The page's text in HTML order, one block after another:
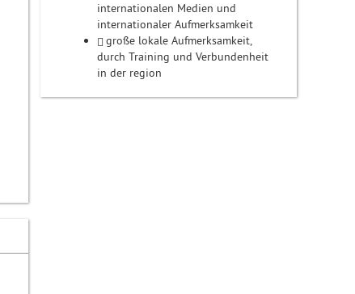
internationalen Medien und
internationaler Aufmerksamkeit
große lokale Aufmerksamkeit,
durch Training und Verbundenheit
in der region